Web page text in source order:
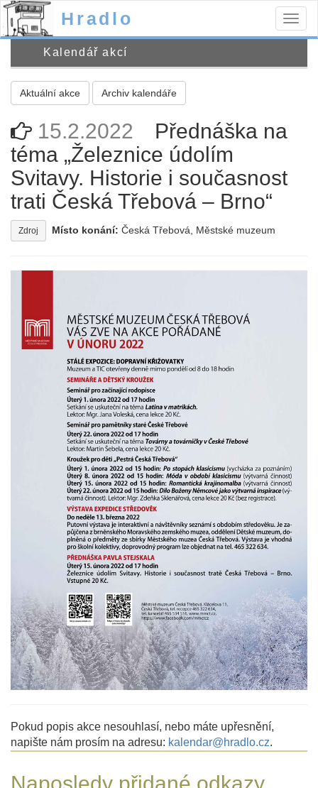
Hradlo
Kalendář akcí
Aktuální akce Archiv kalendáře
15.2.2022
Přednáška na
téma „Železnice údolím
Svitavy. Historie i současnost
trati Česká Třebová – Brno“
Zdroj Místo konání: Česká Třebová, Městské muzeum
Pokud popis akce nesouhlasí, nebo máte upřesnění,
napište nám prosím na adresu: kalendar@hradlo.cz.